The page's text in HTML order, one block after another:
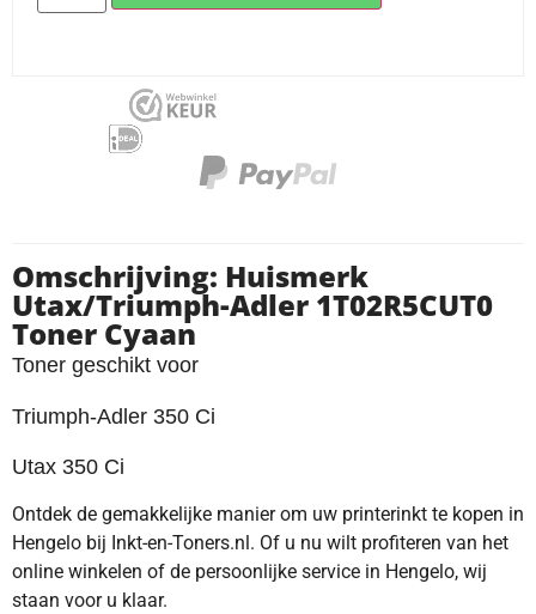
Omschrijving: Huismerk
Utax/Triumph-Adler 1T02R5CUT0
Toner Cyaan
Toner geschikt voor
Triumph-Adler 350 Ci
Utax 350 Ci
Ontdek de gemakkelijke manier om uw printerinkt te kopen in
Hengelo bij Inkt-en-Toners.nl. Of u nu wilt profiteren van het
online winkelen of de persoonlijke service in Hengelo, wij
staan voor u klaar.